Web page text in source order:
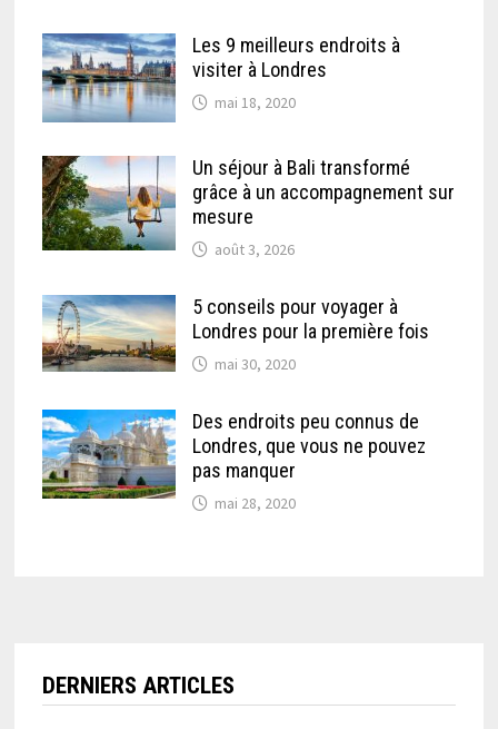
Les 9 meilleurs endroits à
visiter à Londres
mai 18, 2020
Un séjour à Bali transformé
grâce à un accompagnement sur
mesure
août 3, 2026
5 conseils pour voyager à
Londres pour la première fois
mai 30, 2020
Des endroits peu connus de
Londres, que vous ne pouvez
pas manquer
mai 28, 2020
DERNIERS ARTICLES